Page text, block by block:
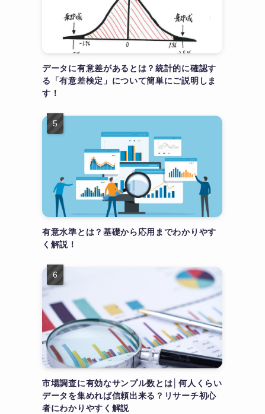
データに有意差があるとは？統計的に確認す
る「有意差検定」について簡単にご説明しま
す！
有意水準とは？基礎から応用までわかりやす
く解説！
市場調査に有効なサンプル数とは│何人くらい
データを集めれば信頼出来る？リサーチ初心
者にわかりやすく解説